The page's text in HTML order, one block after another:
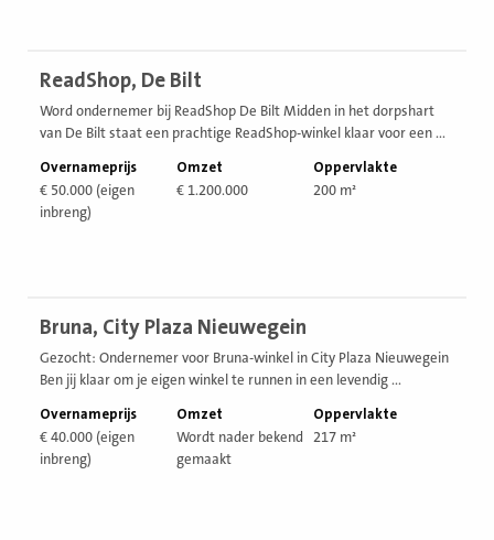
ReadShop, De Bilt
Word ondernemer bij ReadShop De Bilt Midden in het dorpshart
van De Bilt staat een prachtige ReadShop-winkel klaar voor een ...
Overnameprijs
€ 50.000 (eigen
inbreng)
Omzet
€ 1.200.000
Oppervlakte
200 m²
vestiging
Bruna, City Plaza Nieuwegein
Gezocht: Ondernemer voor Bruna-winkel in City Plaza Nieuwegein
Ben jij klaar om je eigen winkel te runnen in een levendig ...
Overnameprijs
€ 40.000 (eigen
inbreng)
Omzet
Wordt nader bekend
gemaakt
Oppervlakte
217 m²
vestiging